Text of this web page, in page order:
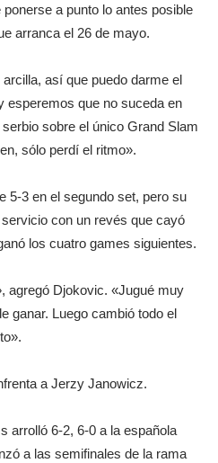
a punto lo antes posible
arranca el 26 de mayo.
así que puedo darme el
esperemos que no suceda en
sobre el único Grand Slam
sólo perdí el ritmo».
5-3 en el segundo set, pero su
con un revés que cayó
los cuatro games siguientes.
agregó Djokovic. «Jugué muy
ganar. Luego cambió todo el
a Jerzy Janowicz.
arrolló 6-2, 6-0 a la española
a las semifinales de la rama